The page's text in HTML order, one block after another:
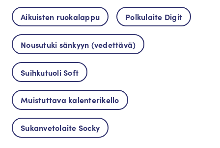
Aikuisten ruokalappu Polkulaite Digit
Nousutuki sänkyyn (vedettävä)
Suihkutuoli Soft
Muistuttava kalenterikello
Sukanvetolaite Socky